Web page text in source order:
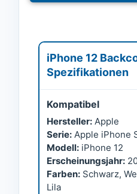
iPhone 12
Spezifikationen
Kompatibel
Hersteller: Apple
Serie: Apple iPhone
Modell: iPhone 12
Erscheinungsjahr:
Farben: Schwarz,
Lila